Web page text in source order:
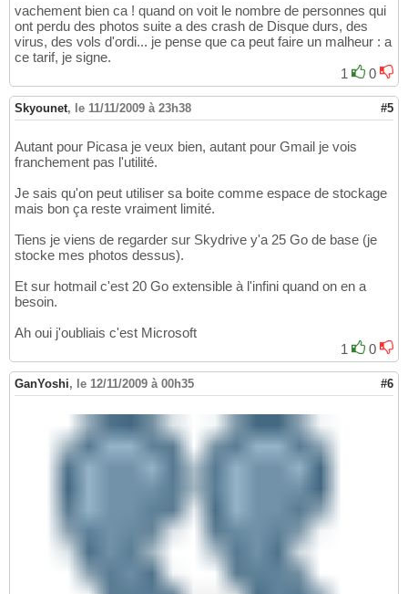
vachement bien ca ! quand on voit le nombre de personnes qui
ont perdu des photos suite a des crash de Disque durs, des
virus, des vols d'ordi... je pense que ca peut faire un malheur : a
ce tarif, je signe.
1
0
Skyounet, le 11/11/2009 à 23h38 #5
Autant pour Picasa je veux bien, autant pour Gmail je vois
franchement pas l'utilité.
Je sais qu'on peut utiliser sa boite comme espace de stockage
mais bon ça reste vraiment limité.
Tiens je viens de regarder sur Skydrive y'a 25 Go de base (je
stocke mes photos dessus).
Et sur hotmail c'est 20 Go extensible à l'infini quand on en a
besoin.
Ah oui j'oubliais c'est Microsoft
1
0
GanYoshi, le 12/11/2009 à 00h35 #6